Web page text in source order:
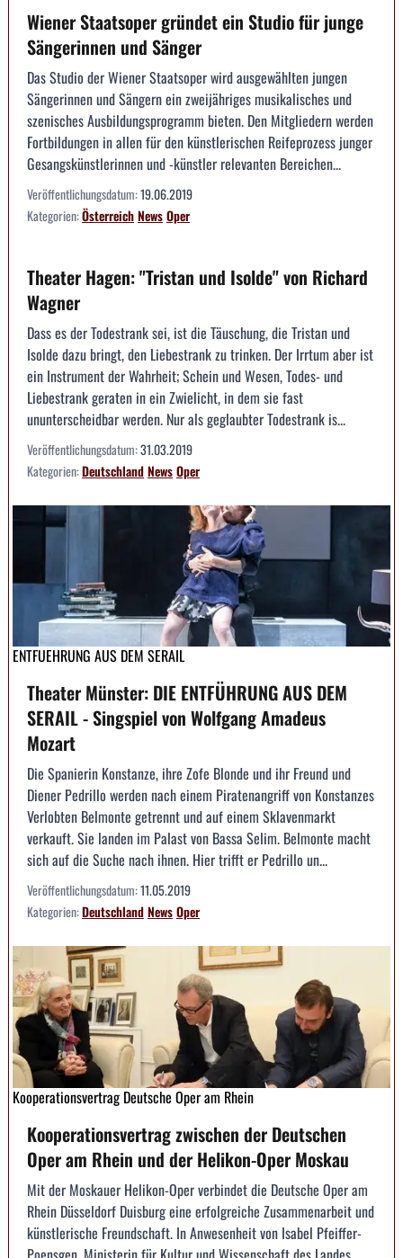
Wiener Staatsoper gründet ein Studio für junge
Sängerinnen und Sänger
Das Studio der Wiener Staatsoper wird ausgewählten jungen
Sängerinnen und Sängern ein zweijähriges musikalisches und
szenisches Ausbildungsprogramm bieten. Den Mitgliedern werden
Fortbildungen in allen für den künstlerischen Reifeprozess junger
Gesangskünstlerinnen und -künstler relevanten Bereichen...
Veröffentlichungsdatum:19.06.2019
Kategorien:ÖsterreichNewsOper
Theater Hagen: "Tristan und Isolde" von Richard
Wagner
Dass es der Todestrank sei, ist die Täuschung, die Tristan und
Isolde dazu bringt, den Liebestrank zu trinken. Der Irrtum aber ist
ein Instrument der Wahrheit; Schein und Wesen, Todes- und
Liebestrank geraten in ein Zwielicht, in dem sie fast
ununterscheidbar werden. Nur als geglaubter Todestrank is...
Veröffentlichungsdatum:31.03.2019
Kategorien:DeutschlandNewsOper
ENTFUEHRUNG AUS DEM SERAIL
Theater Münster: DIE ENTFÜHRUNG AUS DEM
SERAIL - Singspiel von Wolfgang Amadeus
Mozart
Die Spanierin Konstanze, ihre Zofe Blonde und ihr Freund und
Diener Pedrillo werden nach einem Piratenangriff von Konstanzes
Verlobten Belmonte getrennt und auf einem Sklavenmarkt
verkauft. Sie landen im Palast von Bassa Selim. Belmonte macht
sich auf die Suche nach ihnen. Hier trifft er Pedrillo un...
Veröffentlichungsdatum:11.05.2019
Kategorien:DeutschlandNewsOper
Kooperationsvertrag Deutsche Oper am Rhein
Kooperationsvertrag zwischen der Deutschen
Oper am Rhein und der Helikon-Oper Moskau
Mit der Moskauer Helikon-Oper verbindet die Deutsche Oper am
Rhein Düsseldorf Duisburg eine erfolg­reiche Zusammenarbeit und
künstlerische Freundschaft. In Anwesenheit von Isabel Pfeiffer-